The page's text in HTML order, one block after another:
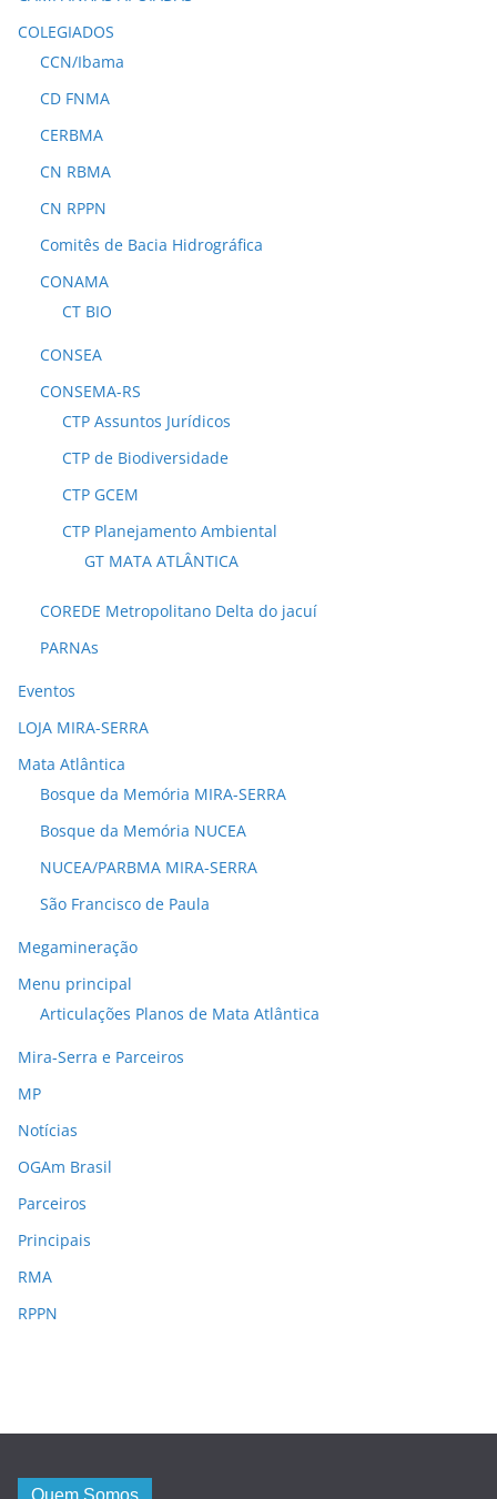
COLEGIADOS
CCN/Ibama
CD FNMA
CERBMA
CN RBMA
CN RPPN
Comitês de Bacia Hidrográfica
CONAMA
CT BIO
CONSEA
CONSEMA-RS
CTP Assuntos Jurídicos
CTP de Biodiversidade
CTP GCEM
CTP Planejamento Ambiental
GT MATA ATLÂNTICA
COREDE Metropolitano Delta do jacuí
PARNAs
Eventos
LOJA MIRA-SERRA
Mata Atlântica
Bosque da Memória MIRA-SERRA
Bosque da Memória NUCEA
NUCEA/PARBMA MIRA-SERRA
São Francisco de Paula
Megamineração
Menu principal
Articulações Planos de Mata Atlântica
Mira-Serra e Parceiros
MP
Notícias
OGAm Brasil
Parceiros
Principais
RMA
RPPN
Quem Somos